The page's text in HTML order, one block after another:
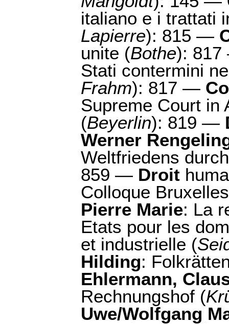
italiano e i trattati
Lapierre): 815 —
unite (Bothe):
Stati contermini
Frahm): 817 —
Supreme Court in
(Beyerlin): 819 —
Werner
Weltfriedens
859 — Droit
Colloque
Pierre Marie: La
Etats pour les
et industrielle (
Hilding:
Ehlermann,
Rechnungshof (
Uwe/Wolfgang